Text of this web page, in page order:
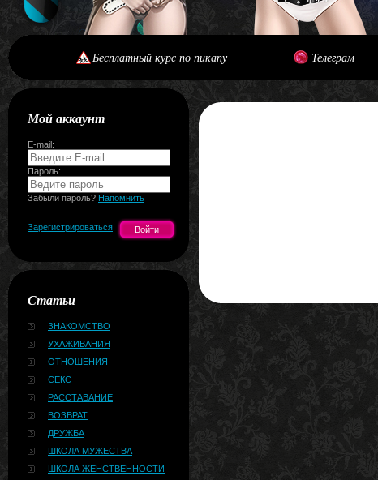
Бесплатный курс по пикапу Телеграм
Мой аккаунт
E-mail:
Пароль:
Забыли пароль? Напомнить
Зарегистрироваться
Статьи
ЗНАКОМСТВО
УХАЖИВАНИЯ
ОТНОШЕНИЯ
СЕКС
РАССТАВАНИЕ
ВОЗВРАТ
ДРУЖБА
ШКОЛА МУЖЕСТВА
ШКОЛА ЖЕНСТВЕННОСТИ